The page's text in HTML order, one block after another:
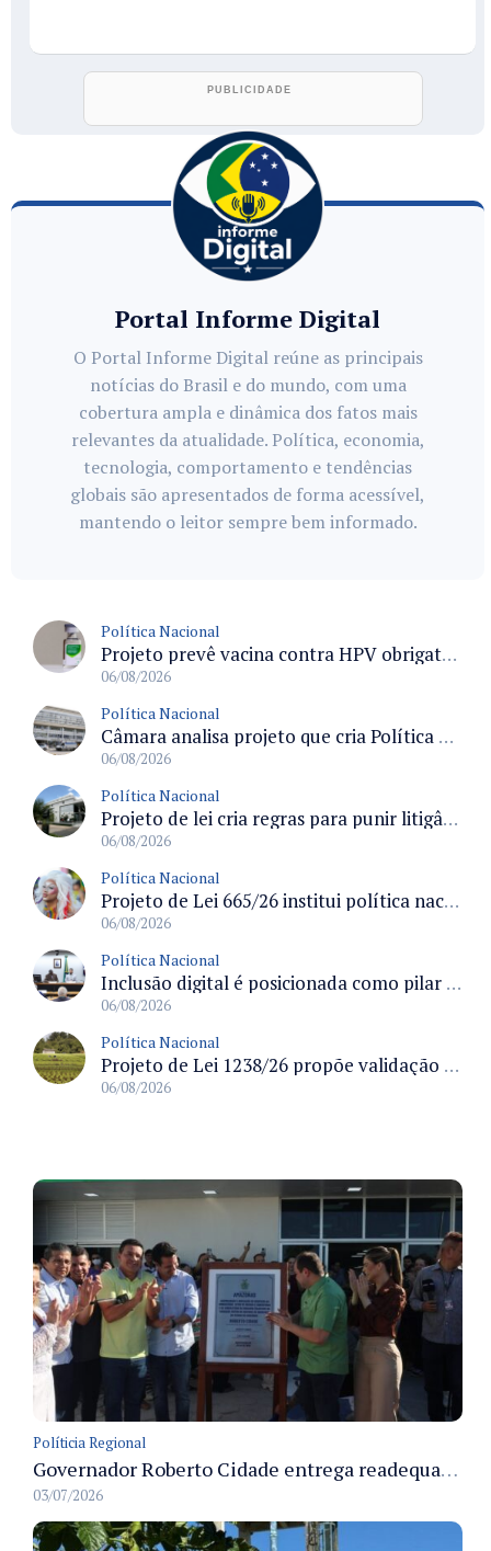
Portal Informe Digital
O Portal Informe Digital reúne as principais
notícias do Brasil e do mundo, com uma
cobertura ampla e dinâmica dos fatos mais
relevantes da atualidade. Política, economia,
tecnologia, comportamento e tendências
globais são apresentados de forma acessível,
mantendo o leitor sempre bem informado.
Política Nacional
Projeto prevê vacina contra HPV obrigatória e testes moleculares para rastreamento do câncer do colo do útero
06/08/2026
Política Nacional
Câmara analisa projeto que cria Política Nacional de Qualificação e Valorização da Preceptoria na Residência Médica
06/08/2026
Política Nacional
Projeto de lei cria regras para punir litigância abusiva reversa e integrar sistemas do Judiciário
06/08/2026
Política Nacional
Projeto de Lei 665/26 institui política nacional para prevenção ao transfeminicídio e prevê medidas de proteção e reparação
06/08/2026
Política Nacional
Inclusão digital é posicionada como pilar essencial da reurbanização de favelas e periferias
06/08/2026
Política Nacional
Projeto de Lei 1238/26 propõe validação automática do Cadastro Ambiental Rural para imóveis de até quatro módulos fiscais
06/08/2026
Políticia Regional
Governador Roberto Cidade entrega readequação do ambulatório da FCecon e amplia capacidade de atendimento oncológico em Manaus
03/07/2026